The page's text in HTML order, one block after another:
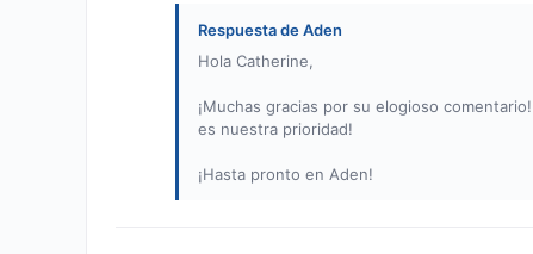
Respuesta de Aden
Hola Catherine,
¡Muchas gracias por su elogioso
es nuestra prioridad!
¡Hasta pronto en Aden!